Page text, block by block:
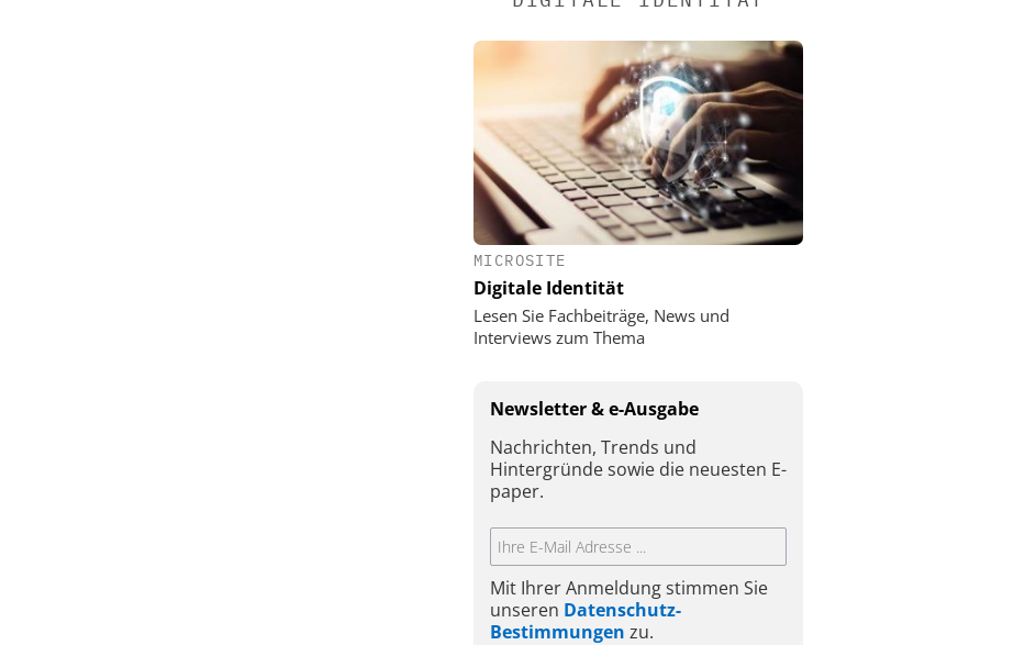
MICROSITE
Digitale Identität
Lesen Sie Fachbeiträge, News und
Interviews zum Thema
Newsletter & e-Ausgabe
Nachrichten, Trends und
Hintergründe sowie die neuesten E-
paper.
Mit Ihrer Anmeldung stimmen Sie
unseren Datenschutz-
Bestimmungen zu.